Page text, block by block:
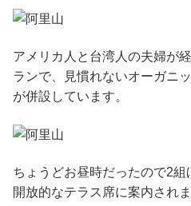
アメリカ人と台湾人の夫婦が
ランで、見慣れないオーガニ
が併設しています。
ちょうどお昼時だったので2組
開放的なテラス席に案内されま